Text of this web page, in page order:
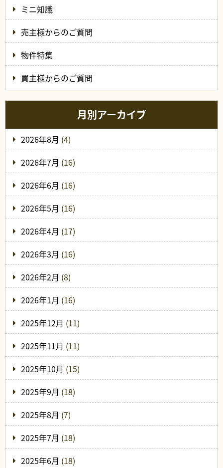
ミニ知識
売主様からのご質問
物件特集
買主様からのご質問
月別アーカイブ
2026年8月 (4)
2026年7月 (16)
2026年6月 (16)
2026年5月 (16)
2026年4月 (17)
2026年3月 (16)
2026年2月 (8)
2026年1月 (16)
2025年12月 (11)
2025年11月 (11)
2025年10月 (15)
2025年9月 (18)
2025年8月 (7)
2025年7月 (18)
2025年6月 (18)